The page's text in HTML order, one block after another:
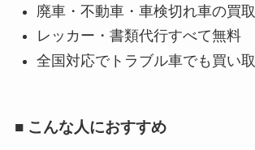
廃車・不動車・車検切れ車の買
レッカー・書類代行すべて無料
全国対応でトラブル車でも買い
■ こんな人におすすめ